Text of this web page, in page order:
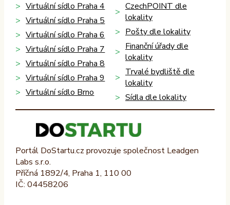
Virtuální sídlo Praha 4
Virtuální sídlo Praha 5
Virtuální sídlo Praha 6
Virtuální sídlo Praha 7
Virtuální sídlo Praha 8
Virtuální sídlo Praha 9
Virtuální sídlo Brno
CzechPOINT dle
lokality
Pošty dle lokality
Finanční úřady dle
lokality
Trvalé bydliště dle
lokality
Sídla dle lokality
Portál DoStartu.cz provozuje společnost Leadgen
Labs s.r.o.
Příčná 1892/4, Praha 1, 110 00
IČ: 04458206